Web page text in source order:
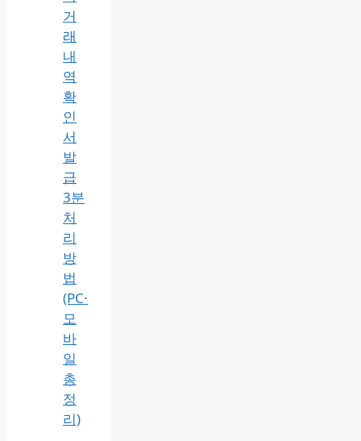
신)
농
협
금
융
거
래
확
인
서
거
래
내
역
확
인
서
발
급
3분
처
리